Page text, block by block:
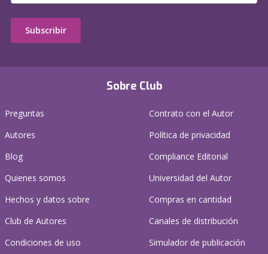
Sobre Club
Preguntas
Autores
Blog
Quienes somos
Hechos y datos sobre
Club de Autores
Condiciones de uso
Contrato con el Autor
Política de privacidad
Compliance Editorial
Universidad del Autor
Compras en cantidad
Canales de distribución
Simulador de publicación
Subscribir